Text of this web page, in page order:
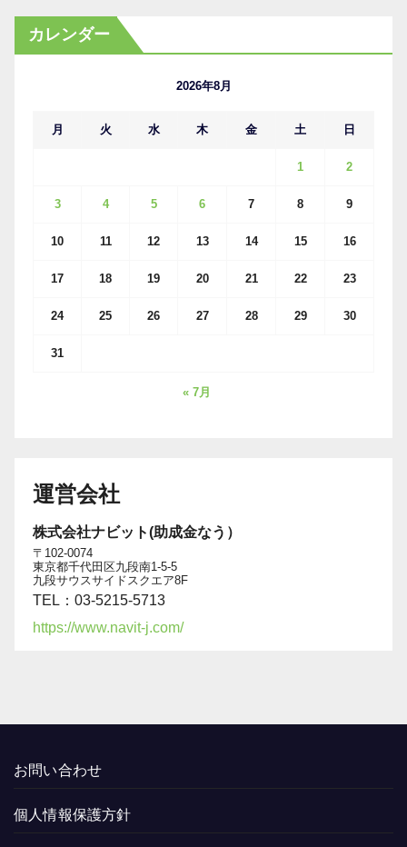
カ
イ
カレンダー
2026年8月
月 火 水 木 金 土 日
1 2
3 4 5 6 7 8 9
10 11 12 13 14 15 16
17 18 19 20 21 22 23
24 25 26 27 28 29 30
31
« 7月
運営会社
株式会社ナビット(助成金なう）
〒102-0074
東京都千代田区九段南1-5-5
九段サウスサイドスクエア8F
TEL：03-5215-5713
https://www.navit-j.com/
お問い合わせ
個人情報保護方針